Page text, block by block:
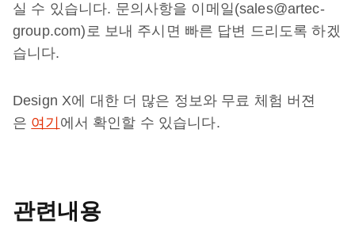
실 수 있습니다. 문의사항을 이메일(sales@artec-
group.com)로 보내 주시면 빠른 답변 드리도록 하겠
습니다.
Design X에 대한 더 많은 정보와 무료 체험 버젼
은 여기 에서 확인할 수 있습니다.
관련내용